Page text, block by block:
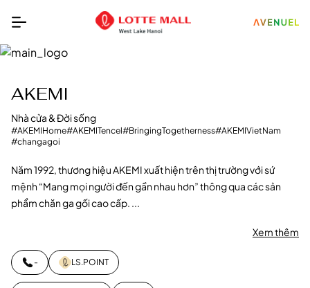
AKEMI
Nhà cửa & Đời sống
#AKEMIHome#AKEMITencel#BringingTogetherness#AKEMIVietNam
#changagoi
Năm 1992, thương hiệu AKEMI xuất hiện trên thị trường với sứ
mệnh “Mang mọi người đến gần nhau hơn” thông qua các sản
phẩm chăn ga gối cao cấp. ...
Xem thêm
- LS.POINT